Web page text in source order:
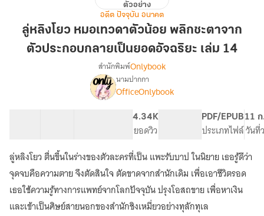
โยว
เทวดา
น้อย
พลิก
ชะตา
ตัวประกอบ
กลาย
เป็น
ยอด
อัจฉริยะ
เล่ม
ตัวอย่าง
อดีต ปัจจุบัน อนาคต
ลู่หลิงโยว หมอเทวดาตัวน้อย พลิกชะตาจาก
ตัวประกอบกลายเป็นยอดอัจฉริยะ เล่ม 14
เรื่อง[จบ]
ลู่
หลิง
โยว
หมอ
เทวดา
ตัว
น้อย
พลิก
ชะตา
จาก
สำนักพิมพ์Onlybook
นามปากกา
OfficeOnlybook
4.34K
ยอดวิว
PDF/EPUB
ประเภทไฟล์
11
วันที่
ลู่หลิงโยว ตื่นขึ้นในร่างของตัวละครที่เป็น แพะรับบาป ในนิยาย เธอรู้ดีว่า
จุดจบคือความตาย จึงตัดสินใจ ตัดขาดจากสำนักเดิม เพื่อเอาชีวิตรอด
เธอใช้ความรู้ทางการแพทย์จากโลกปัจจุบัน ปรุงโอสถขาย เพื่อหาเงิน
และเข้าเป็นศิษย์สายนอกของสำนักชิงเหมี่ยวอย่างทุลักทุเล